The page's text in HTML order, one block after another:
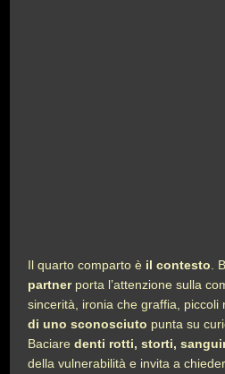
Il quarto comparto è il contesto .
partnerporta l’attenzione sulla
sincerità, ironia che graffia, piccoli
di uno sconosciuto punta su
Baciaredenti rotti, storti,
della vulnerabilità e invita a